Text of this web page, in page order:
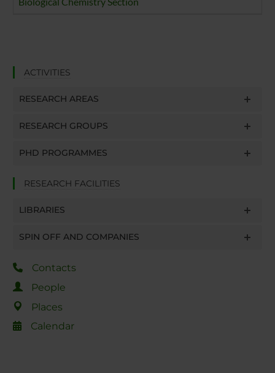
ACTIVITIES
RESEARCH AREAS
RESEARCH GROUPS
PHD PROGRAMMES
RESEARCH FACILITIES
LIBRARIES
SPIN OFF AND COMPANIES
Contacts
People
Places
Calendar